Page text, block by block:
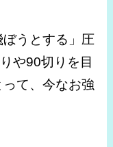
ぼうとする」圧
や90切りを目
て、今なお強